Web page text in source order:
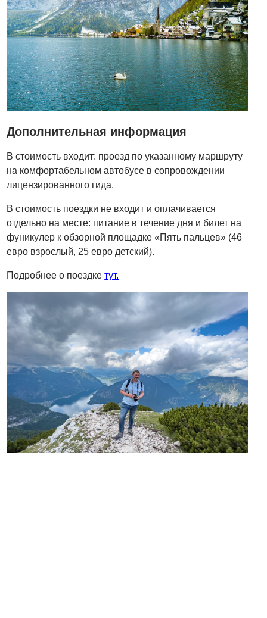
Дополнительная информация
В стоимость входит: проезд по указанному маршруту
на комфортабельном автобусе в сопровождении
лицензированного гида.
В стоимость поездки не входит и оплачивается
отдельно на месте: питание в течение дня и билет на
фуникулер к обзорной площадке «Пять пальцев» (46
евро взрослый, 25 евро детский).
Подробнее о поездкетут.